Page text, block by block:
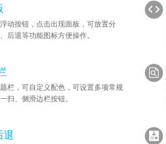
动按钮，点击出现面板，可放置分
后退等功能图标方便操作。
栏，可自定义配色，可设置多项常规
扫、侧滑边栏按钮。
退